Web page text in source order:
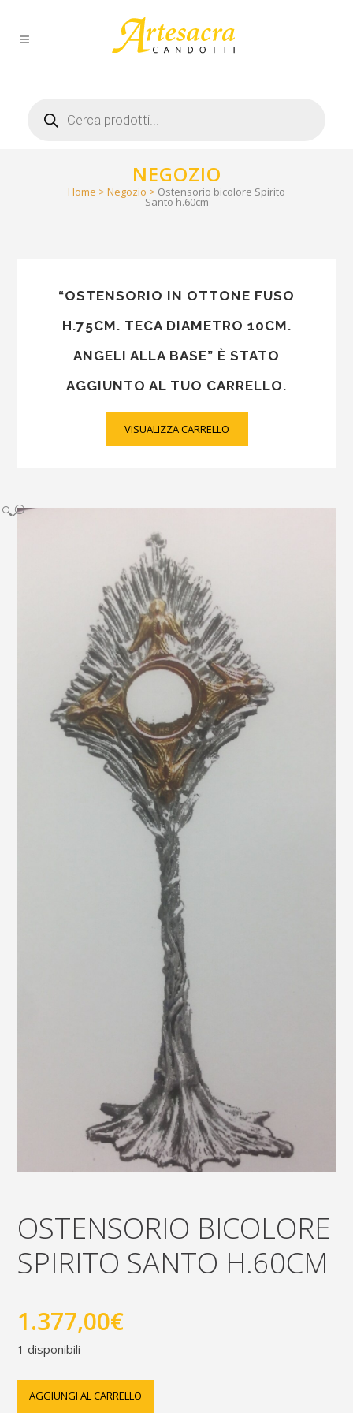
search
NEGOZIO
Home > Negozio > Ostensorio bicolore Spirito
Santo h.60cm
“OSTENSORIO IN OTTONE FUSO
H.75CM. TECA DIAMETRO 10CM.
ANGELI ALLA BASE” È STATO
AGGIUNTO AL TUO CARRELLO.
VISUALIZZA CARRELLO
🔍
OSTENSORIO BICOLORE
SPIRITO SANTO H.60CM
1.377,00€
1 disponibili
Ostensorio
AGGIUNGI AL CARRELLO